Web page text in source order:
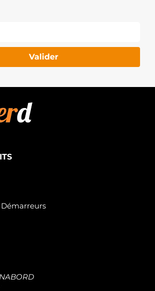
Valider